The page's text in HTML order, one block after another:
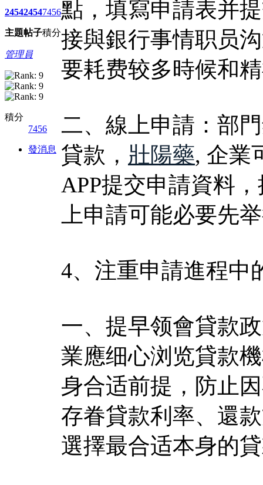
2454
主題
2454
帖子
7456
積分
管理員
積分
7456
發消息
點，填寫申請表并
接與銀行事情职员
要耗费较多時候和
二、線上申請：部
貸款， 壯陽藥, 企業
APP提交申請資料
上申請可能必要先
4、注重申請進程中
一、提早领會貸款
業應细心浏览貸款
身合适前提，防止
存眷貸款利率、還
選擇最合适本身的